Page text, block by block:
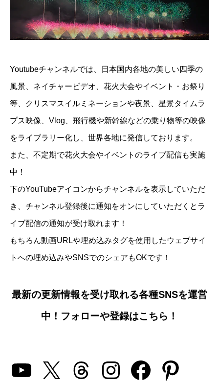
Youtubeチャンネルでは、日本国内各地の美しい四季の
風景、ネイチャービデオ、花火大会やイベント・お祭り
等、クリスマスイルミネーションや夜景、星景タイムラ
プス映像、Vlog、飛行機や新幹線などの乗り物等の映像
をライブラリー化し、世界各地に発信しております。
また、不定期で花火大会やイベントのライブ配信も実施
中！
下のYouTubeアイコンからチャンネルを表示していただ
き、チャンネル登録後に通知をオンにしていただくとラ
イブ配信の通知が受け取れます！
もちろん動画URLや埋め込みタグを使用したウェブサイ
トへの埋め込みやSNSでのシェアもOKです！
最新の更新情報を受け取れる各種SNSを運営
中！フォローや登録はこちら！
YouTube
X Threads
Instagram